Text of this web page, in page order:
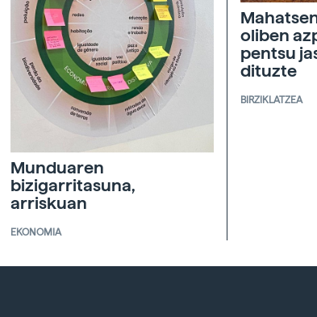
Munduaren
bizigarritasuna,
arriskuan
EKONOMIA
oliben
pentsu
dituzte
BIRZIKLATZEA